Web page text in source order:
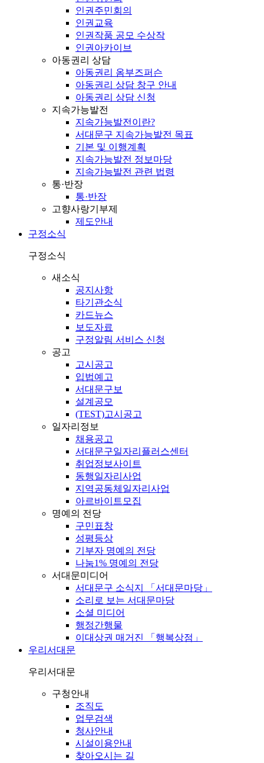
인권주민회의
인권교육
인권작품 공모 수상작
인권아카이브
아동권리 상담
아동권리 옴부즈퍼슨
아동권리 상담 창구 안내
아동권리 상담 신청
지속가능발전
지속가능발전이란?
서대문구 지속가능발전 목표
기본 및 이행계획
지속가능발전 정보마당
지속가능발전 관련 법령
통·반장
통·반장
고향사랑기부제
제도안내
구정소식
구정소식
새소식
공지사항
타기관소식
카드뉴스
보도자료
구정알림 서비스 신청
공고
고시공고
입법예고
서대문구보
설계공모
(TEST)고시공고
일자리정보
채용공고
서대문구일자리플러스센터
취업정보사이트
동행일자리사업
지역공동체일자리사업
아르바이트모집
명예의 전당
구민표창
성평등상
기부자 명예의 전당
나눔1% 명예의 전당
서대문미디어
서대문구 소식지 「서대문마당」
소리로 보는 서대문마당
소셜 미디어
행정간행물
이대상권 매거진 「행복상점」
우리서대문
우리서대문
구청안내
조직도
업무검색
청사안내
시설이용안내
찾아오시는 길